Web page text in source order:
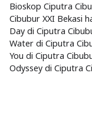
Bioskop Ciputra
Cibubur XXI Bekasi
Day di Ciputra
Water di Ciputra
You di Ciputra
Odyssey di Ciputra